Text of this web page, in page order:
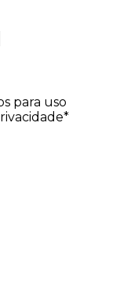
para uso